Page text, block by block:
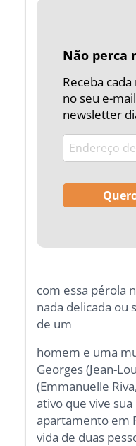
Não perca
Receba
no seu e-
newsletter
com essa pérola
nada delicada ou
de um
homem e uma
Georges (Jean-
(Emmanuelle
ativo que vive
apartamento em
vida de duas